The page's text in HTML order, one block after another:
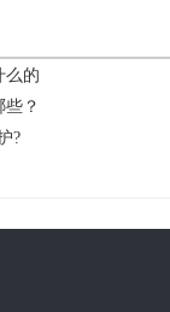
么的
？
?